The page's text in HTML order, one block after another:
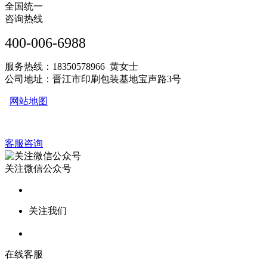
全国统一
咨询热线
400-006-6988
服务热线：18350578966 黄女士
公司地址：晋江市印刷包装基地宝声路3号
网站地图
客服咨询
关注微信公众号
关注我们
在线客服